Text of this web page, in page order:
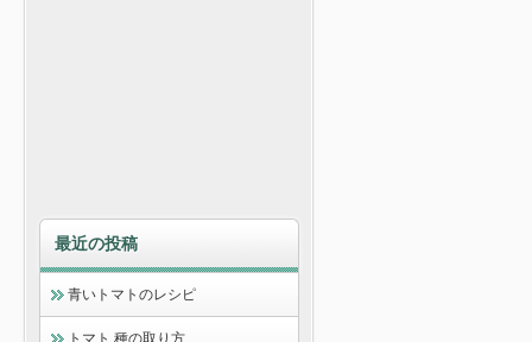
最近の投稿
青いトマトのレシピ
トマト 種の取り方